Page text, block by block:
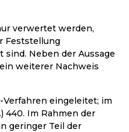
verwertet werden,
Feststellung
Neben der Aussage
weiterer Nachweis
Verfahren eingeleitet; im
440. Im Rahmen der
geringer Teil der